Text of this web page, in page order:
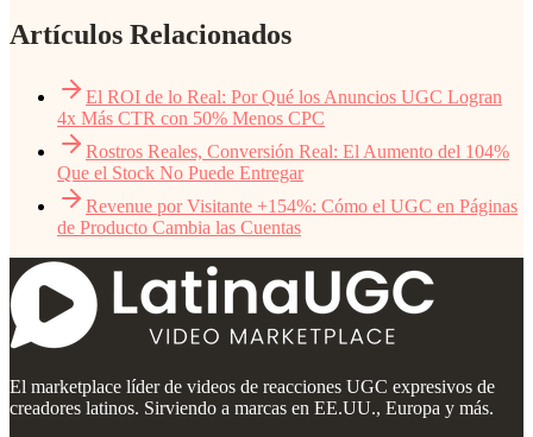
Artículos Relacionados
El ROI de lo Real: Por Qué los Anuncios UGC Logran
4x Más CTR con 50% Menos CPC
Rostros Reales, Conversión Real: El Aumento del 104%
Que el Stock No Puede Entregar
Revenue por Visitante +154%: Cómo el UGC en Páginas
de Producto Cambia las Cuentas
El marketplace líder de videos de reacciones UGC expresivos de
creadores latinos. Sirviendo a marcas en EE.UU., Europa y más.